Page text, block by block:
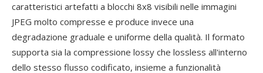
caratteristici artefatti a blocchi 8x8 visibili nelle immagini
JPEG molto compresse e produce invece una
degradazione graduale e uniforme della qualità. Il formato
supporta sia la compressione lossy che lossless all'interno
dello stesso flusso codificato, insieme a funzionalità